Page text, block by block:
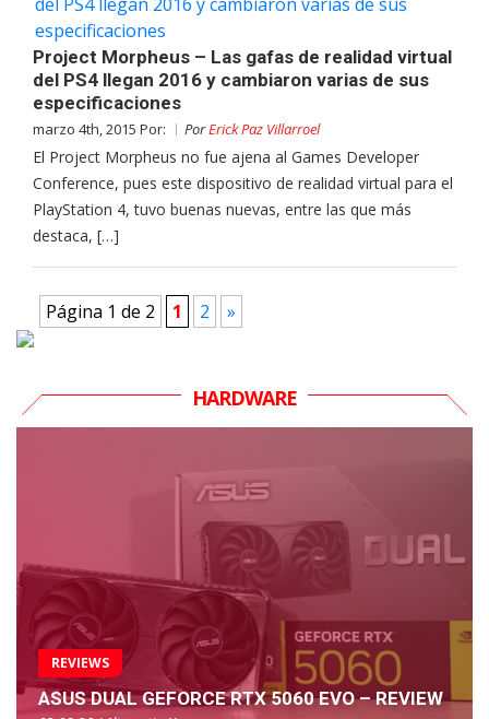
Project Morpheus – Las gafas de realidad virtual
del PS4 llegan 2016 y cambiaron varias de sus
especificaciones
marzo 4th, 2015 Por: PorErick Paz Villarroel
El Project Morpheus no fue ajena al Games Developer
Conference, pues este dispositivo de realidad virtual para el
PlayStation 4, tuvo buenas nuevas, entre las que más
destaca, […]
Página 1 de 2 1 2 »
HARDWARE
REVIEWS
ASUS DUAL GEFORCE RTX 5060 EVO – REVIEW